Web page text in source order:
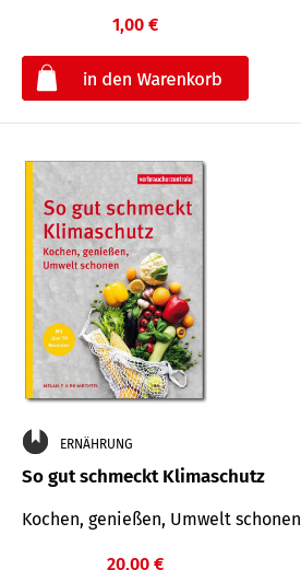
1,00 €
ERNÄHRUNG
So gut schmeckt Klimaschutz
Kochen, genießen, Umwelt schonen
20,00 €